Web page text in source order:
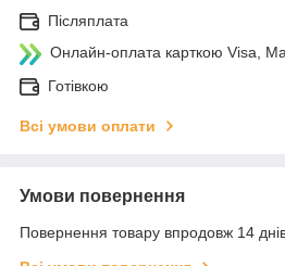
Післяплата
Онлайн-оплата карткою Visa,
Готівкою
Всі умови оплати
Умови повернення
Повернення товару впродовж 14